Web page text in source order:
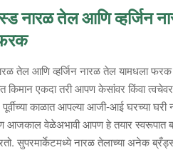
नारळ तेल आणि व्हर्जिन
तेल आणि व्हर्जिन नारळ तेल यामधला
किमान एकदा तरी आपण केसांवर किंवा
काळात आपल्या आजी-आई घरच्या घरी
वेळेअभावी आपण हे तयार स्वरूपात
सुपरमार्केटमध्ये नारळ तेलाच्या अनेक